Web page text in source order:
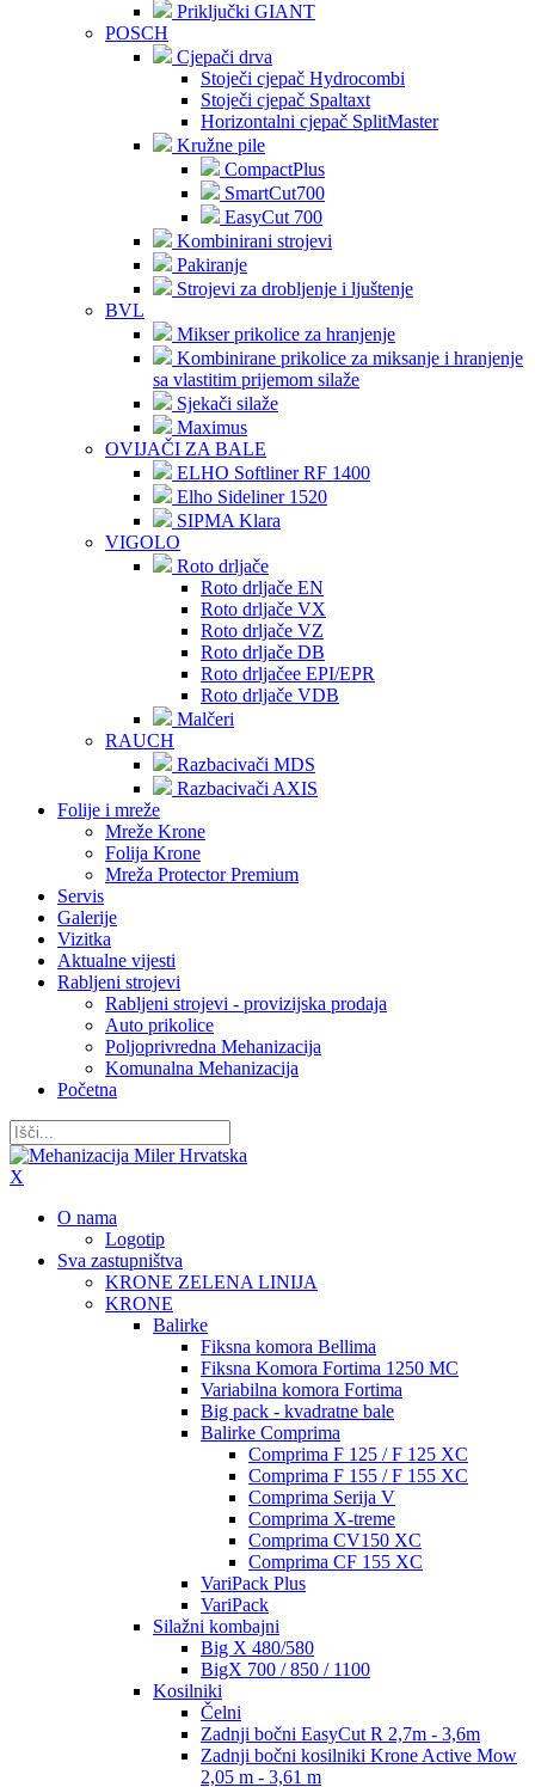
Priključki GIANT
POSCH
Cjepači drva
Stoječi cjepač Hydrocombi
Stoječi cjepač Spaltaxt
Horizontalni cjepač SplitMaster
Kružne pile
CompactPlus
SmartCut700
EasyCut 700
Kombinirani strojevi
Pakiranje
Strojevi za drobljenje i ljuštenje
BVL
Mikser prikolice za hranjenje
Kombinirane prikolice za miksanje i hranjenje
sa vlastitim prijemom silaže
Sjekači silaže
Maximus
OVIJAČI ZA BALE
ELHO Softliner RF 1400
Elho Sideliner 1520
SIPMA Klara
VIGOLO
Roto drljače
Roto drljače EN
Roto drljače VX
Roto drljače VZ
Roto drljače DB
Roto drljačee EPI/EPR
Roto drljače VDB
Malčeri
RAUCH
Razbacivači MDS
Razbacivači AXIS
Folije i mreže
Mreže Krone
Folija Krone
Mreža Protector Premium
Servis
Galerije
Vizitka
Aktualne vijesti
Rabljeni strojevi
Rabljeni strojevi - provizijska prodaja
Auto prikolice
Poljoprivredna Mehanizacija
Komunalna Mehanizacija
Početna
X
O nama
Logotip
Sva zastupništva
KRONE ZELENA LINIJA
KRONE
Balirke
Fiksna komora Bellima
Fiksna Komora Fortima 1250 MC
Variabilna komora Fortima
Big pack - kvadratne bale
Balirke Comprima
Comprima F 125 / F 125 XC
Comprima F 155 / F 155 XC
Comprima Serija V
Comprima X-treme
Comprima CV150 XC
Comprima CF 155 XC
VariPack Plus
VariPack
Silažni kombajni
Big X 480/580
BigX 700 / 850 / 1100
Kosilniki
Čelni
Zadnji bočni EasyCut R 2,7m - 3,6m
Zadnji bočni kosilniki Krone Active Mow
2,05 m - 3,61 m